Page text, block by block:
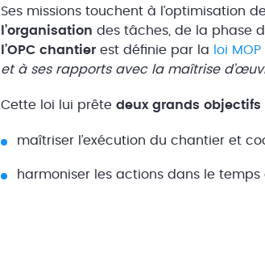
Ses missions touchent à l’optimisation
l’organisation des tâches, de la phase
l’OPC chantier est définie par la loi
et à ses rapports avec la maîtrise
Cette loi lui prête deux grands objectifs
maîtriser l’exécution du chantier et
harmoniser les actions dans le temps